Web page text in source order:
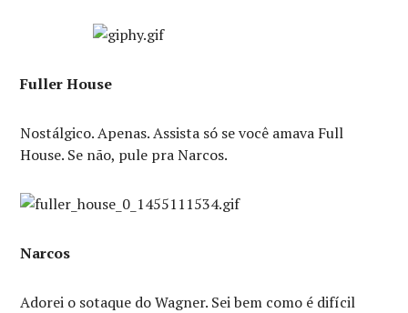
Fuller House
Nostálgico. Apenas. Assista só se você amava Full
House. Se não, pule pra Narcos.
Narcos
Adorei o sotaque do Wagner. Sei bem como é difícil